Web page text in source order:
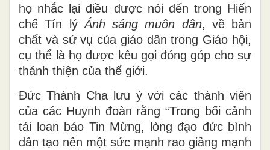
họ nhắc lại điều được nói đến trong Hiến
chế Tín lý Ánh sáng muôn dân, về bản
chất và sứ vụ của giáo dân trong Giáo hội,
cụ thể là họ được kêu gọi đóng góp cho sự
thánh thiện của thế giới.
Đức Thánh Cha lưu ý với các thành viên
của các Huynh đoàn rằng “Trong bối cảnh
tái loan báo Tin Mừng, lòng đạo đức bình
dân tạo nên một sức mạnh rao giảng mạnh